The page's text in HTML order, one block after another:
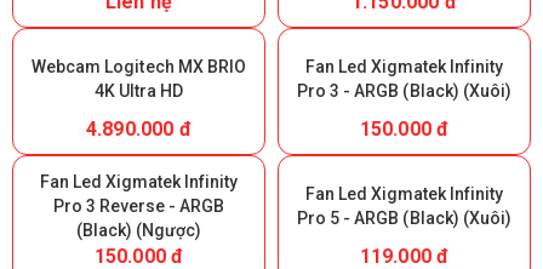
hành)
Webcam Logitech MX BRIO
4K Ultra HD
4.890.000 đ
Fan Led Xigmatek Infinity
Pro 3 - ARGB (Black) (Xuôi)
150.000 đ
Fan Led Xigmatek Infinity
Pro 3 Reverse - ARGB
(Black) (Ngược)
150.000 đ
Fan Led Xigmatek Infinity
Pro 5 - ARGB (Black) (Xuôi)
119.000 đ